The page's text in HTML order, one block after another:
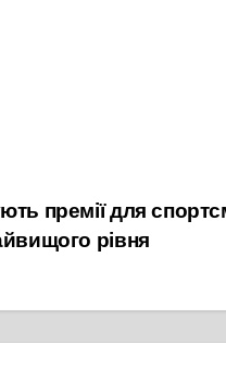
премії для
рівня